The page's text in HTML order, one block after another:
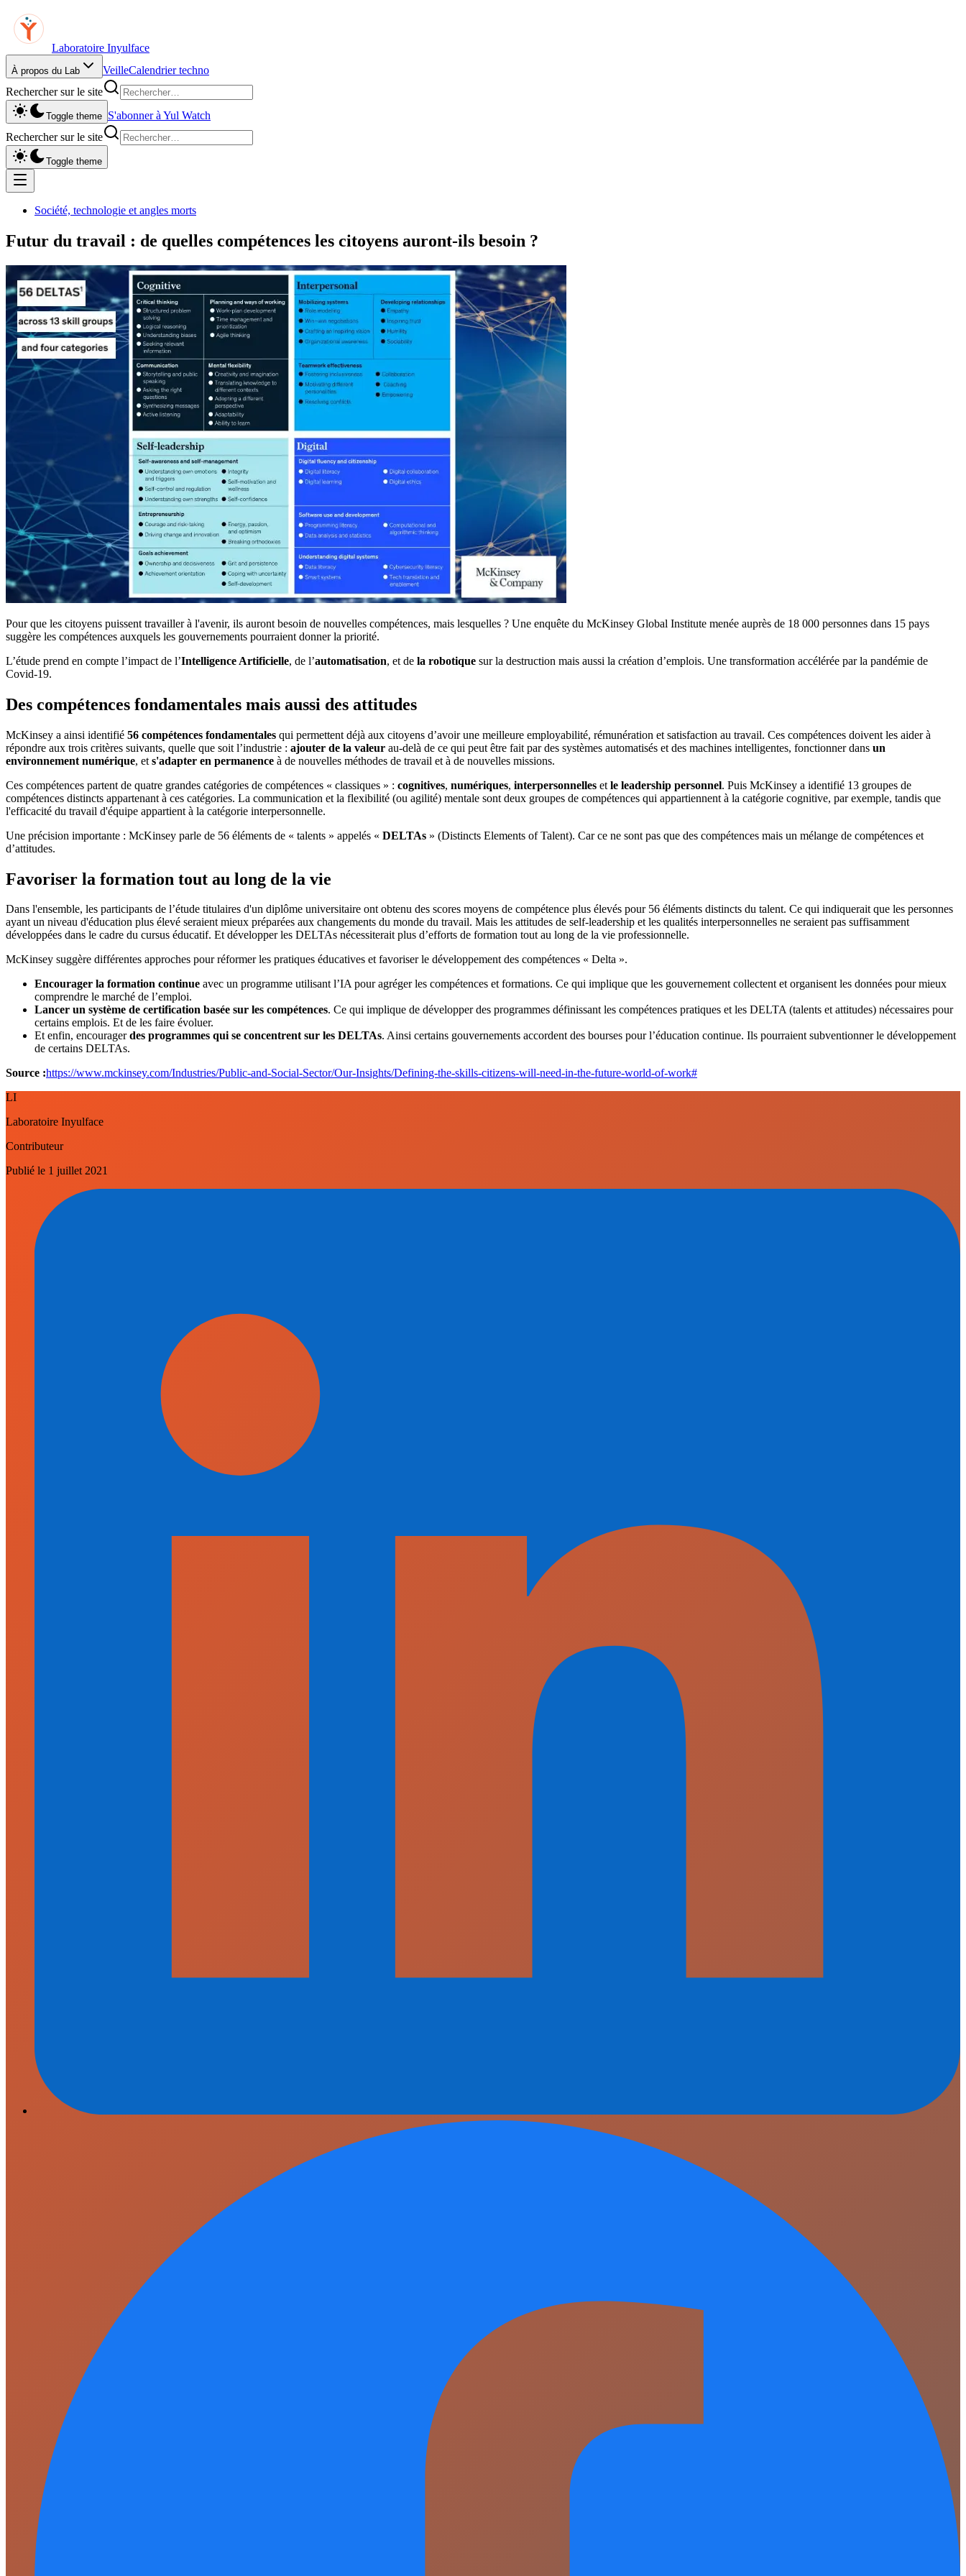
Laboratoire Inyulface
À propos du Lab VeilleCalendrier techno
Rechercher sur le site
Toggle theme S'abonner à Yul Watch
Rechercher sur le site
Toggle theme
Société, technologie et angles morts
Futur du travail : de quelles compétences les citoyens auront-ils besoin ?
Pour que les citoyens puissent travailler à l'avenir, ils auront besoin de nouvelles compétences, mais lesquelles ? Une enquête du McKinsey Global Institute menée auprès de 18 000 personnes dans 15 pays
suggère les compétences auxquels les gouvernements pourraient donner la priorité.
L’étude prend en compte l’impact de l’Intelligence Artificielle, de l’automatisation, et de la robotique sur la destruction mais aussi la création d’emplois. Une transformation accélérée par la pandémie de
Covid-19.
Des compétences fondamentales mais aussi des attitudes
McKinsey a ainsi identifié 56 compétences fondamentales qui permettent déjà aux citoyens d’avoir une meilleure employabilité, rémunération et satisfaction au travail. Ces compétences doivent les aider à
répondre aux trois critères suivants, quelle que soit l’industrie : ajouter de la valeur au-delà de ce qui peut être fait par des systèmes automatisés et des machines intelligentes, fonctionner dans un
environnement numérique, et s'adapter en permanence à de nouvelles méthodes de travail et à de nouvelles missions.
Ces compétences partent de quatre grandes catégories de compétences « classiques » : cognitives, numériques, interpersonnelles et le leadership personnel. Puis McKinsey a identifié 13 groupes de
compétences distincts appartenant à ces catégories. La communication et la flexibilité (ou agilité) mentale sont deux groupes de compétences qui appartiennent à la catégorie cognitive, par exemple, tandis que
l'efficacité du travail d'équipe appartient à la catégorie interpersonnelle.
Une précision importante : McKinsey parle de 56 éléments de « talents » appelés « DELTAs » (Distincts Elements of Talent). Car ce ne sont pas que des compétences mais un mélange de compétences et
d’attitudes.
Favoriser la formation tout au long de la vie
Dans l'ensemble, les participants de l’étude titulaires d'un diplôme universitaire ont obtenu des scores moyens de compétence plus élevés pour 56 éléments distincts du talent. Ce qui indiquerait que les personnes
ayant un niveau d'éducation plus élevé seraient mieux préparées aux changements du monde du travail. Mais les attitudes de self-leadership et les qualités interpersonnelles ne seraient pas suffisamment
développées dans le cadre du cursus éducatif. Et développer les DELTAs nécessiterait plus d’efforts de formation tout au long de la vie professionnelle.
McKinsey suggère différentes approches pour réformer les pratiques éducatives et favoriser le développement des compétences « Delta ».
Encourager la formation continue avec un programme utilisant l’IA pour agréger les compétences et formations. Ce qui implique que les gouvernement collectent et organisent les données pour mieux
comprendre le marché de l’emploi.
Lancer un système de certification basée sur les compétences. Ce qui implique de développer des programmes définissant les compétences pratiques et les DELTA (talents et attitudes) nécessaires pour
certains emplois. Et de les faire évoluer.
Et enfin, encouragerdes programmes qui se concentrent sur les DELTAs. Ainsi certains gouvernements accordent des bourses pour l’éducation continue. Ils pourraient subventionner le développement
de certains DELTAs.
Source :https://www.mckinsey.com/Industries/Public-and-Social-Sector/Our-Insights/Defining-the-skills-citizens-will-need-in-the-future-world-of-work#
LI
Laboratoire Inyulface
Contributeur
Publié le 1 juillet 2021